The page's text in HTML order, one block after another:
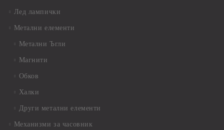
Лед лампички
Метални елементи
Метални Ъгли
Магнити
Обков
Халки
Други метални елементи
Механизми за часовник